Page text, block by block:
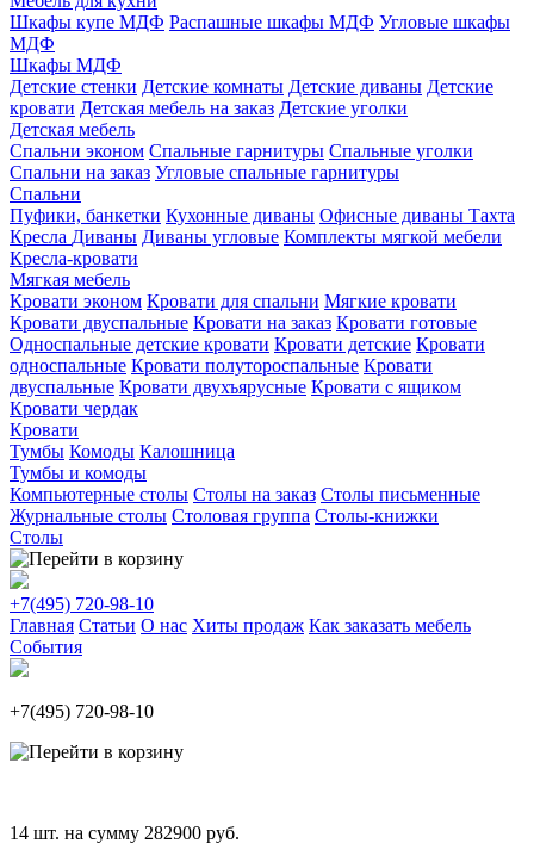
Шкафы купе МДФ Распашные шкафы МДФ Угловые шкафы
МДФ
Шкафы МДФ
Детские стенки Детские комнаты Детские диваны Детские
кровати Детская мебель на заказ Детские уголки
Детская мебель
Спальни эконом Спальные гарнитуры Спальные уголки
Спальни на заказ Угловые спальные гарнитуры
Спальни
Пуфики, банкетки Кухонные диваны Офисные диваны Тахта
Кресла Диваны Диваны угловые Комплекты мягкой мебели
Кресла-кровати
Мягкая мебель
Кровати эконом Кровати для спальни Мягкие кровати
Кровати двуспальные Кровати на заказ Кровати готовые
Односпальные детские кровати Кровати детские Кровати
односпальные Кровати полутороспальные Кровати
двуспальные Кровати двухъярусные Кровати с ящиком
Кровати чердак
Кровати
Тумбы Комоды Калошница
Тумбы и комоды
Компьютерные столы Столы на заказ Столы письменные
Журнальные столы Столовая группа Столы-книжки
Столы
+7(495) 720-98-10
Главная Статьи О нас Хиты продаж Как заказать мебель
События
+7(495) 720-98-10
14 шт. на сумму 282900 руб.